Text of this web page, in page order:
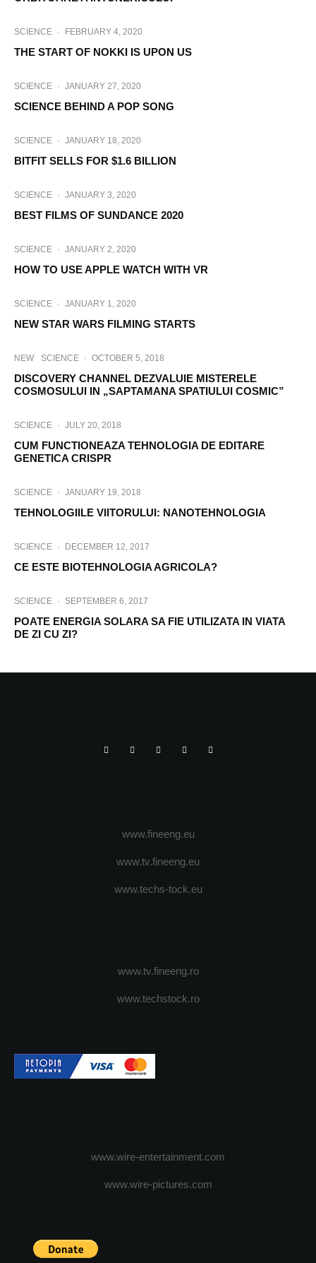
SCIENCE · FEBRUARY 4, 2020
THE START OF NOKKI IS UPON US
SCIENCE · JANUARY 27, 2020
SCIENCE BEHIND A POP SONG
SCIENCE · JANUARY 18, 2020
BITFIT SELLS FOR $1.6 BILLION
SCIENCE · JANUARY 3, 2020
BEST FILMS OF SUNDANCE 2020
SCIENCE · JANUARY 2, 2020
HOW TO USE APPLE WATCH WITH VR
SCIENCE · JANUARY 1, 2020
NEW STAR WARS FILMING STARTS
NEW SCIENCE · OCTOBER 5, 2018
DISCOVERY CHANNEL DEZVALUIE MISTERELE
COSMOSULUI IN „SAPTAMANA SPATIULUI COSMIC”
SCIENCE · JULY 20, 2018
CUM FUNCTIONEAZA TEHNOLOGIA DE EDITARE
GENETICA CRISPR
SCIENCE · JANUARY 19, 2018
TEHNOLOGIILE VIITORULUI: NANOTEHNOLOGIA
SCIENCE · DECEMBER 12, 2017
CE ESTE BIOTEHNOLOGIA AGRICOLA?
SCIENCE · SEPTEMBER 6, 2017
POATE ENERGIA SOLARA SA FIE UTILIZATA IN VIATA
DE ZI CU ZI?
www.fineeng.eu
www.tv.fineeng.eu
www.techs-tock.eu
www.tv.fineeng.ro
www.techstock.ro
www.wire-entertainment.com
www.wire-pictures.com